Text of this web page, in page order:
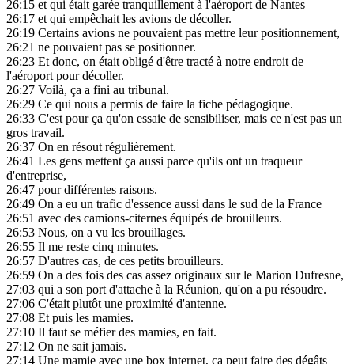
26:15 et qui était garée tranquillement à l'aéroport de Nantes
26:17 et qui empêchait les avions de décoller.
26:19 Certains avions ne pouvaient pas mettre leur positionnement,
26:21 ne pouvaient pas se positionner.
26:23 Et donc, on était obligé d'être tracté à notre endroit de
l'aéroport pour décoller.
26:27 Voilà, ça a fini au tribunal.
26:29 Ce qui nous a permis de faire la fiche pédagogique.
26:33 C'est pour ça qu'on essaie de sensibiliser, mais ce n'est pas un
gros travail.
26:37 On en résout régulièrement.
26:41 Les gens mettent ça aussi parce qu'ils ont un traqueur
d'entreprise,
26:47 pour différentes raisons.
26:49 On a eu un trafic d'essence aussi dans le sud de la France
26:51 avec des camions-citernes équipés de brouilleurs.
26:53 Nous, on a vu les brouillages.
26:55 Il me reste cinq minutes.
26:57 D'autres cas, de ces petits brouilleurs.
26:59 On a des fois des cas assez originaux sur le Marion Dufresne,
27:03 qui a son port d'attache à la Réunion, qu'on a pu résoudre.
27:06 C'était plutôt une proximité d'antenne.
27:08 Et puis les mamies.
27:10 Il faut se méfier des mamies, en fait.
27:12 On ne sait jamais.
27:14 Une mamie avec une box internet, ça peut faire des dégâts